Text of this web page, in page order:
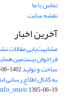
تماس با ما
نقشه سایت
آخرین اخبار
مشابهت‌یابی مقالات
فراخوان بیستمین
ساخت و تولید1402-08-15
به کانال اطلاع رسانی
1395-06-19